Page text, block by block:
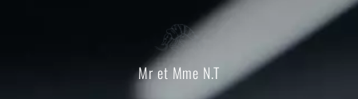
Mr et Mme N.T